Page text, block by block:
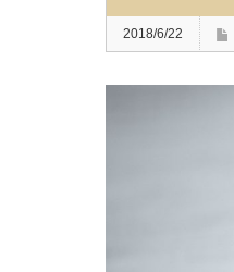
2018/6/22